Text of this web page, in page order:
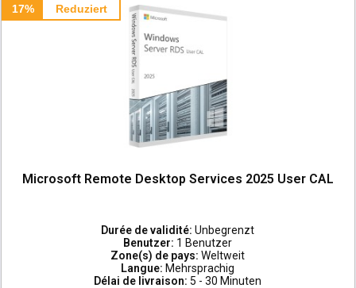
17% Reduziert
Microsoft Remote Desktop Services 2025 User CAL
Durée de validité:Unbegrenzt
Benutzer: 1 Benutzer
Zone(s) de pays:Weltweit
Langue: Mehrsprachig
Délai de livraison: 5 - 30 Minuten